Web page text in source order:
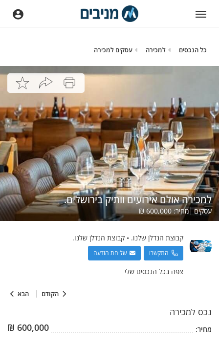
כל הנכסים למכירה עסקים למכירה
הקודם הבא
למכירה אולם אירועים וותיק בירושלים.
עסקים מחיר: 600,000
₪
קבוצת הנדלן שלנו. • קבוצת הנדלן שלנו.
התקשרו שליחת הודעה
צפה בכל הנכסים שלי
נכס למכירה
מחיר: 600,000
₪